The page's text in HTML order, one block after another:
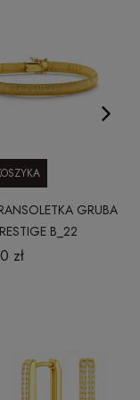
GRUBA
B_22
zł